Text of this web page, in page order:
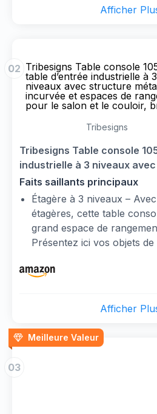
avec des matériaux
Fusion du bois, du laminé
de manière experte avec
papier laminé élégant et
métalliques élégants.
met en valeur n’importe
son design intemporel.
Assemblage facile :
minutes grâce aux
faciles à suivre.
Afficher
02 Tribesigns Table console
table d’entrée industrielle à 3
niveaux avec structure
incurvée et espaces de
pour le salon et le couloir,
Tribesigns
Tribesigns Table console
industrielle à 3 niveaux
métallique incurvée et
pour le salon et le couloir,
Faits saillants principaux
Étagère à 3 niveaux –
étagères, cette table
grand espace de
Présentez ici vos objets
organisez des articles de
des livres, des photos
de 105 cm de haut avec
incurvés allie un charme
une durabilité
Montage facile – Montage
notice de montage
Afficher
Meilleure Valeur
03